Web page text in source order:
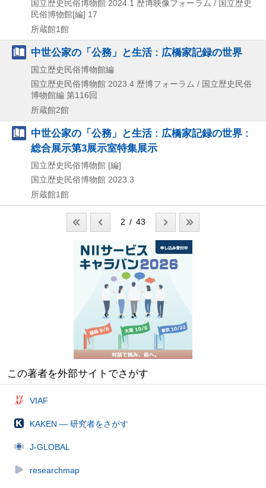
国立歴史民俗博物館 2024.1 歴博映像フォーラム / 国立歴史
民俗博物館[編] 17
所蔵館1館
中世公家の「公務」と生活 : 広橋家記録の世界
国立歴史民俗博物館編
国立歴史民俗博物館 2023.4 歴博フォーラム / 国立歴史民俗
博物館編 第116回
所蔵館2館
中世公家の「公務」と生活 : 広橋家記録の世界 :
総合展示第3展示室特集展示
国立歴史民俗博物館 [編]
国立歴史民俗博物館 2023.3
所蔵館1館
2 / 43
この著者を外部サイトでさがす
VIAF
KAKEN — 研究者をさがす
J-GLOBAL
researchmap